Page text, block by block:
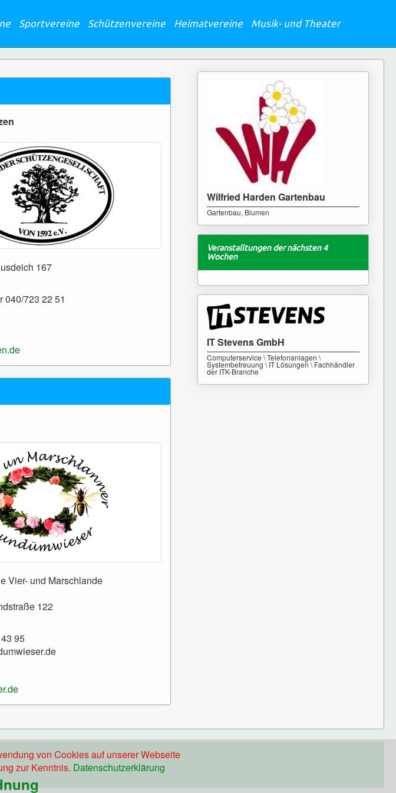
Sportvereine Schützenvereine Heimatvereine Musik- und Theater
167
040/723 22 51
Vier- und Marschlande
122
95
Wilfried Harden Gartenbau
Gartenbau, Blumen
Veranstalltungen der nächsten 4
Wochen
IT Stevens GmbH
Computerservice \ Telefonanlagen \
Systembetreuung \ IT Lösungen \ Fachhändler
der ITK-Branche
von Cookies auf unserer Webseite
zur Kenntnis. Datenschutzerklärung